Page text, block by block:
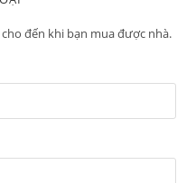
đến khi bạn mua được nhà.